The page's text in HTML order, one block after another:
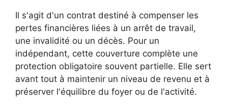
Il s'agit d'un contrat destiné à compenser les
pertes financières liées à un arrêt de travail,
une invalidité ou un décès. Pour un
indépendant, cette couverture complète une
protection obligatoire souvent partielle. Elle sert
avant tout à maintenir un niveau de revenu et à
préserver l'équilibre du foyer ou de l'activité.